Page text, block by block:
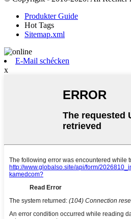
Produkter Guide
Hot Tags
Sitemap.xml
E-Mail schécken
x